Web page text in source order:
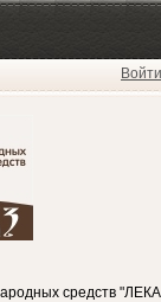
Войти
средств